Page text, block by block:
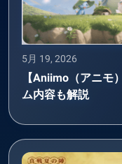
5月 19, 2026
【Aniimo（アニモ
ム内容も解説